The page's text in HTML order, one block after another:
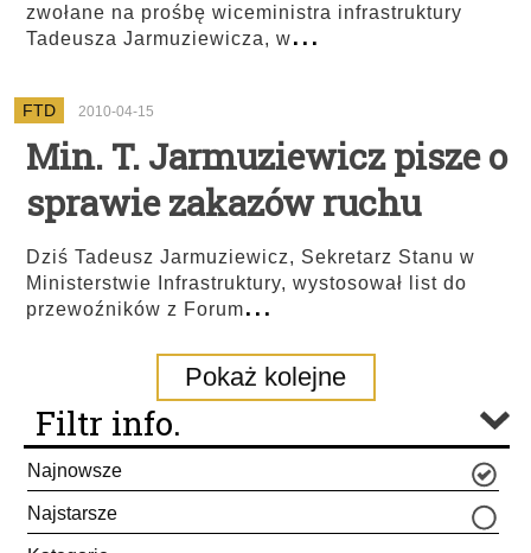
zwołane na prośbę wiceministra infrastruktury
Tadeusza Jarmuziewicza, w...
FTD 2010-04-15
Min. T. Jarmuziewicz pisze o
sprawie zakazów ruchu
Dziś Tadeusz Jarmuziewicz, Sekretarz Stanu w
Ministerstwie Infrastruktury, wystosował list do
przewoźników z Forum...
Pokaż kolejne
Filtr info.
Najnowsze
Najstarsze